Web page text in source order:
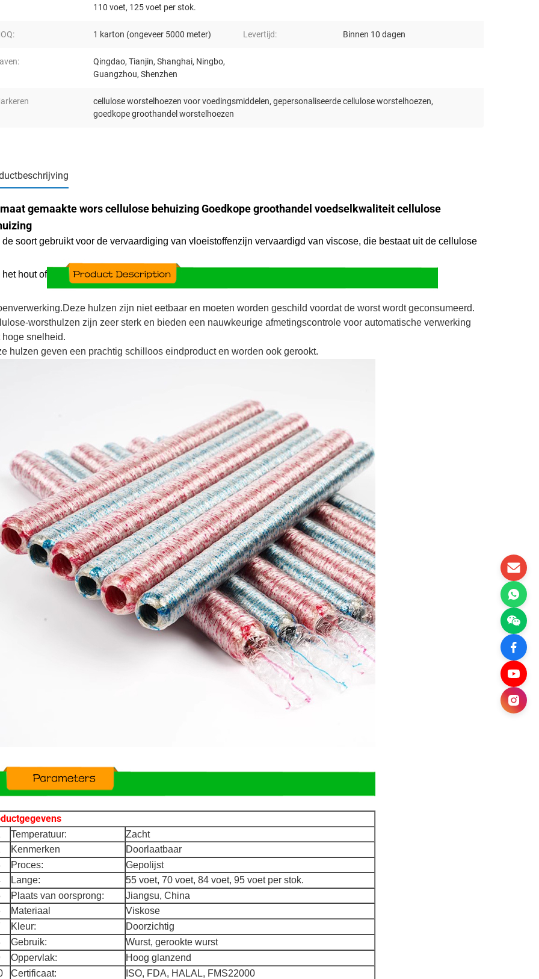
110 voet, 125 voet per stok.
1 karton (ongeveer 5000 meter) Levertijd: Binnen 10 dagen
Qingdao, Tianjin, Shanghai, Ningbo,
Guangzhou, Shenzhen
cellulose worstelhoezen voor voedingsmiddelen, gepersonaliseerde cellulose worstelhoezen,
goedkope groothandel worstelhoezen
gemaakte wors cellulose behuizing Goedkope groothandel voedselkwaliteit cellulose
de soort gebruikt voor de vervaardiging van vloeistoffenzijn vervaardigd van viscose, die bestaat uit de cellulose
het hout of
hulzen zijn niet eetbaar en moeten worden geschild voordat de worst wordt geconsumeerd.
worsthulzen zijn zeer sterk en bieden een nauwkeurige afmetingscontrole voor automatische verwerking
hoge snelheid.
hulzen geven een prachtig schilloos eindproduct en worden ook gerookt.
Temperatuur:
Zacht
Kenmerken
Doorlaatbaar
Proces:
Gepolijst
Lange:
55 voet, 70 voet, 84 voet, 95 voet per stok.
Plaats van oorsprong:
Jiangsu, China
Materiaal
Viskose
Kleur:
Doorzichtig
Gebruik:
Wurst, gerookte wurst
Oppervlak:
Hoog glanzend
Certificaat:
ISO, FDA, HALAL, FMS22000